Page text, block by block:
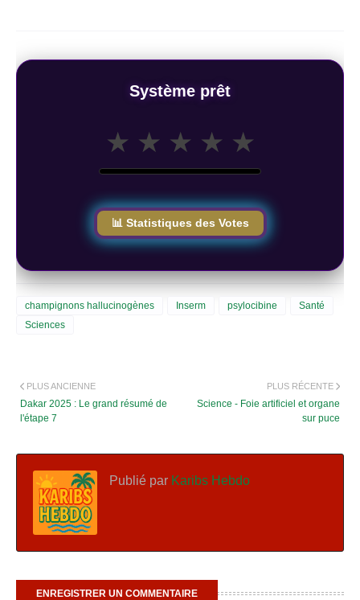
Système prêt
★ ★ ★ ★ ★
📊 Statistiques des Votes
champignons hallucinogènes Inserm psylocibine
Santé
Sciences
PLUS RÉCENTE
Science - Foie artificiel et organe
sur puce
PLUS ANCIENNE
Dakar 2025 : Le grand résumé de
l'étape 7
Publié par Karibs Hebdo
ENREGISTRER UN COMMENTAIRE